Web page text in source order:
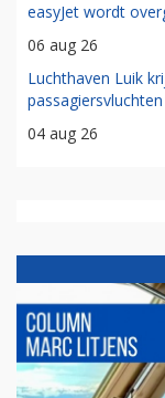
easyJet wordt
06 aug 26
Luchthaven Luik
04 aug 26